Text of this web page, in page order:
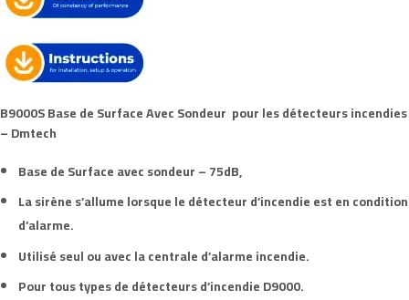
B9000SBase de Surface Avec Sondeur pour les détecteurs incendies
– Dmtech
Base de Surface avec sondeur – 75dB,
La sirène s’allume lorsque le détecteur d’incendie est en condition
d’alarme.
Utilisé seul ou avec la centrale d’alarme incendie.
Pour tous types de détecteurs d’incendie D9000.